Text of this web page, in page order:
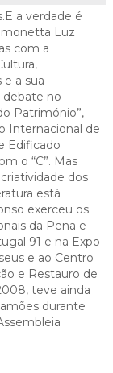
a verdade é
Luz
com a
a sua
debate no
Património”,
Internacional de
Edificado
o “C”. Mas
dos
está
exerceu os
da Pena e
91 e na Expo
e ao Centro
e Restauro de
teve ainda
durante